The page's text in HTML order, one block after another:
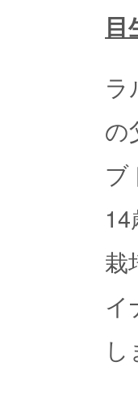
目
ラ
の
ブ
栽
イ
し